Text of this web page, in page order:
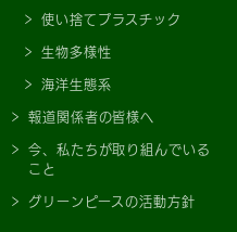
使い捨てプラスチック
生物多様性
海洋生態系
報道関係者の皆様へ
今、私たちが取り組んでいる
こと
グリーンピースの活動方針